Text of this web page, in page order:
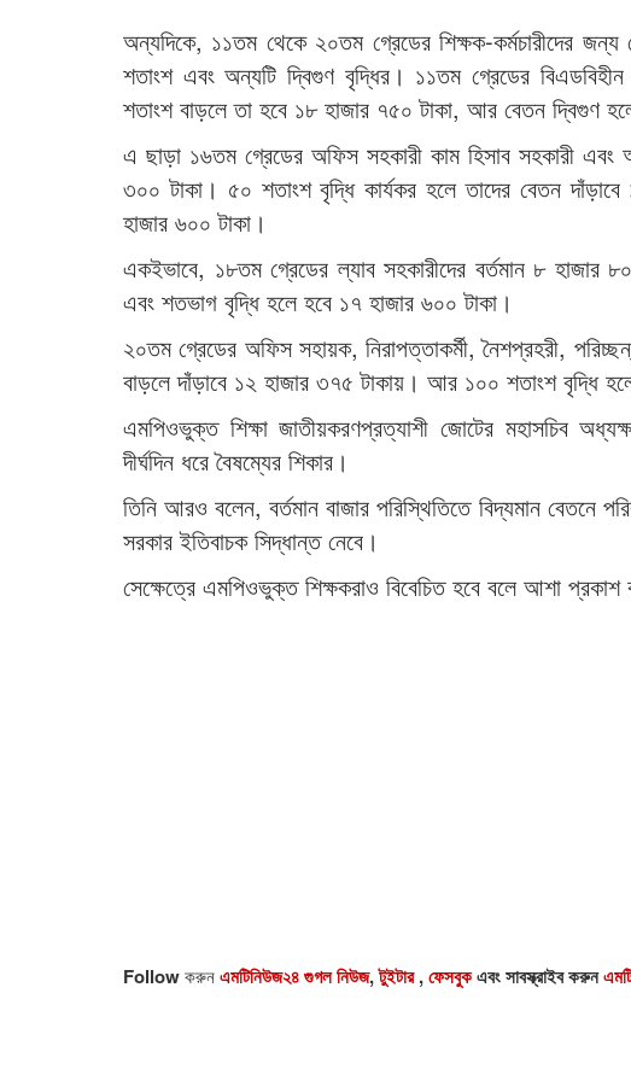
অন্যদিকে, ১১তম থেকে ২০তম গ্রেডের শিক্ষক-কর্মচারীদের
শতাংশ এবং অন্যটি দ্বিগুণ বৃদ্ধির। ১১তম গ্রেডের
শতাংশ বাড়লে তা হবে ১৮ হাজার ৭৫০ টাকা, আর বেতন দ্বিগুণ
এ ছাড়া ১৬তম গ্রেডের অফিস সহকারী কাম হিসাব সহকারী এবং
৩০০ টাকা। ৫০ শতাংশ বৃদ্ধি কার্যকর হলে তাদের বেতন
হাজার ৬০০ টাকা।
একইভাবে, ১৮তম গ্রেডের ল্যাব সহকারীদের বর্তমান ৮ হাজার
এবং শতভাগ বৃদ্ধি হলে হবে ১৭ হাজার ৬০০ টাকা।
২০তম গ্রেডের অফিস সহায়ক, নিরাপত্তাকর্মী, নৈশপ্রহরী,
বাড়লে দাঁড়াবে ১২ হাজার ৩৭৫ টাকায়। আর ১০০ শতাংশ বৃদ্ধি
এমপিওভুক্ত শিক্ষা জাতীয়করণপ্রত্যাশী জোটের মহাসচিব
দীর্ঘদিন ধরে বৈষম্যের শিকার।
তিনি আরও বলেন, বর্তমান বাজার পরিস্থিতিতে বিদ্যমান বেতনে
সরকার ইতিবাচক সিদ্ধান্ত নেবে।
সেক্ষেত্রে এমপিওভুক্ত শিক্ষকরাও বিবেচিত হবে বলে আশা প্রকাশ
Followকরুনএমটিনিউজ২৪ গুগল নিউজ,টুইটার,ফেসবুকএবং সাবস্ক্রাইব করুন